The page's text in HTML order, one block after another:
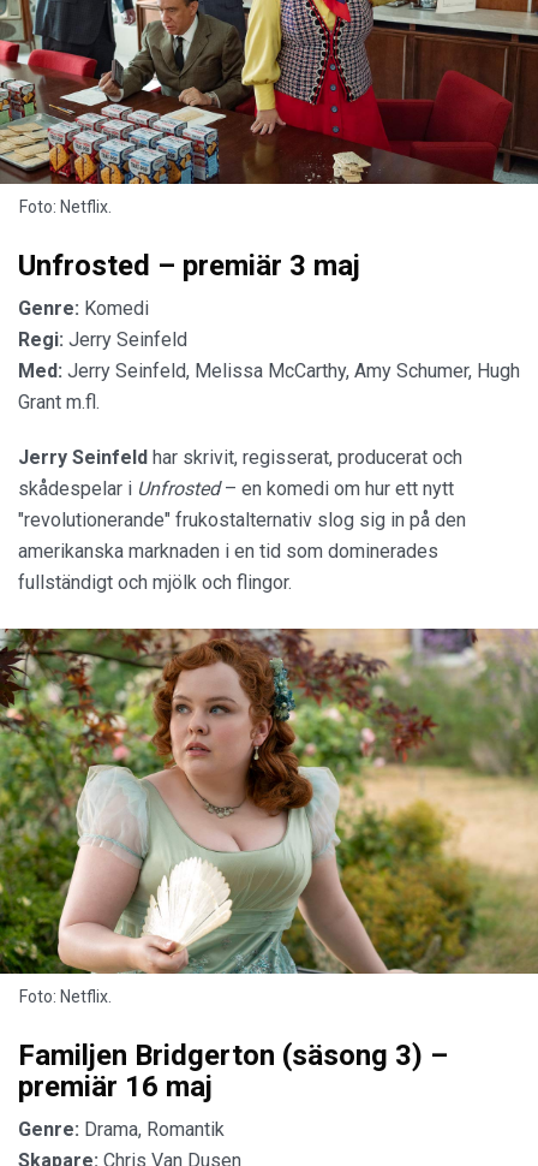
Foto: Netflix.
Unfrosted – premiär 3 maj
Genre: Komedi
Regi: Jerry Seinfeld
Med: Jerry Seinfeld, Melissa McCarthy, Amy Schumer, Hugh
Grant m.fl.
Jerry Seinfeld har skrivit, regisserat, producerat och
skådespelar i Unfrosted– en komedi om hur ett nytt
"revolutionerande" frukostalternativ slog sig in på den
amerikanska marknaden i en tid som dominerades
fullständigt och mjölk och flingor.
Foto: Netflix.
Familjen Bridgerton (säsong 3) –
premiär 16 maj
Genre: Drama, Romantik
Skapare: Chris Van Dusen